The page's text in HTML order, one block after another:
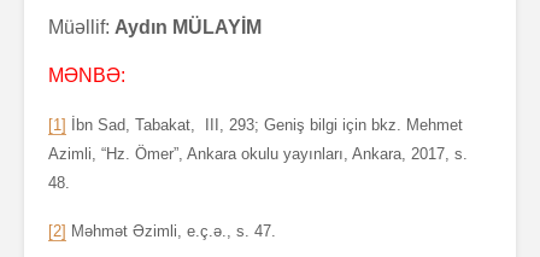
Müəllif: Aydın MÜLAYİM
MƏNBƏ:
[1]
İbn Sad, Tabakat, III, 293; Geniş bilgi için bkz. Mehmet
Azimli, “Hz. Ömer”, Ankara okulu yayınları, Ankara, 2017, s.
48.
[2] Məhmət Əzimli, e.ç.ə., s. 47.